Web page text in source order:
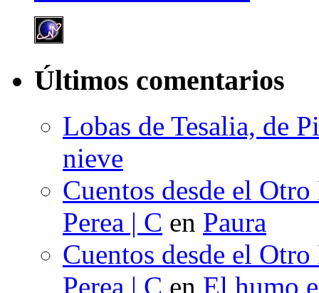
Últimos comentarios
Lobas de Tesalia, de
nieve
Cuentos desde el
Perea | C en Paura
Cuentos desde el
Perea | C en El humo